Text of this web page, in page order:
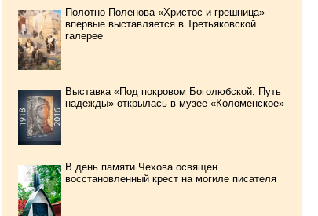
Полотно Поленова «Христос и грешница»
впервые выставляется в Третьяковской
галерее
Выставка «Под покровом Боголюбской. Путь
надежды» открылась в музее «Коломенское»
В день памяти Чехова освящен
восстановленный крест на могиле писателя